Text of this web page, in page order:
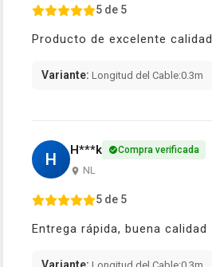
5 de 5
Producto de excelente calidad
Variante: Longitud del Cable:0.3m
H H***k Compra verificada
NL
5 de 5
Entrega rápida, buena calidad